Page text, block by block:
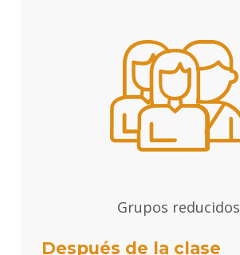
Grupos reducidos
Después de la clase